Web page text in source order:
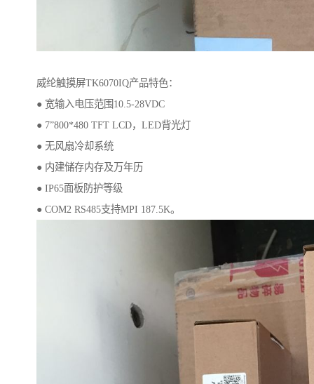
威纶触摸屏TK6070IQ产品特色：
● 宽输入电压范围10.5-28VDC
● 7”800*480 TFT LCD，LED背光灯
● 无风扇冷却系统
● 内建储存内存及万年历
● IP65面板防护等级
● COM2 RS485支持MPI 187.5K。